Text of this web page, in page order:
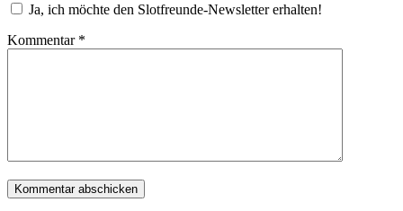
Ja, ich möchte den Slotfreunde-Newsletter erhalten!
Kommentar *